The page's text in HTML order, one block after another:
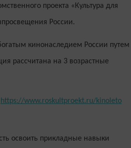
проекта «Культура для
России.
кинонаследием России путем
рассчитана на 3 возрастные
https://www.roskultproekt.ru/kinoleto
освоить прикладные навыки